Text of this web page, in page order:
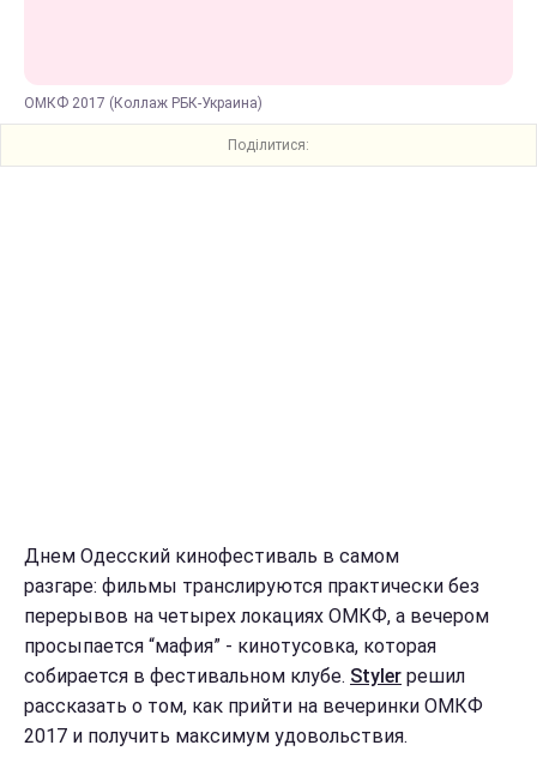
ОМКФ 2017 (Коллаж РБК-Украина)
Поділитися:
Днем Одесский кинофестиваль в самом
разгаре: фильмы транслируются практически без
перерывов на четырех локациях ОМКФ, а вечером
просыпается “мафия” - кинотусовка, которая
собирается в фестивальном клубе. Styler решил
рассказать о том, как прийти на вечеринки ОМКФ
2017 и получить максимум удовольствия.